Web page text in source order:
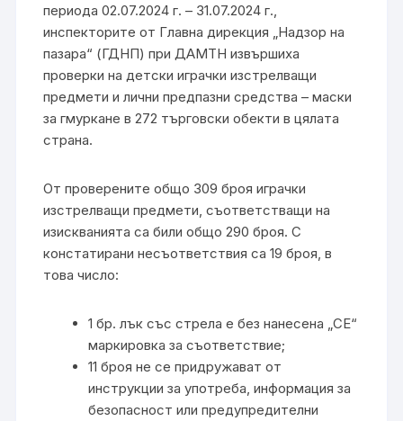
периода 02.07.2024 г. – 31.07.2024 г.,
инспекторите от Главна дирекция „Надзор на
пазара“ (ГДНП) при ДАМТН извършиха
проверки на детски играчки изстрелващи
предмети и лични предпазни средства – маски
за гмуркане в 272 търговски обекти в цялата
страна.
От проверените общо 309 броя играчки
изстрелващи предмети, съответстващи на
изискванията са били общо 290 броя. С
констатирани несъответствия са 19 броя, в
това число:
1 бр. лък със стрела е без нанесена „СЕ“
маркировка за съответствие;
11 броя не се придружават от
инструкции за употреба, информация за
безопасност или предупредителни